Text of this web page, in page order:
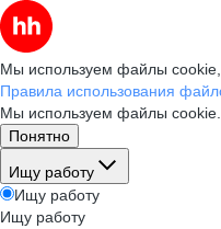
Мы используем файлы cookie,
Правила использования
Мы используем файлы cookie.
Понятно
Ищу работу
Ищу работу
Ищу работу